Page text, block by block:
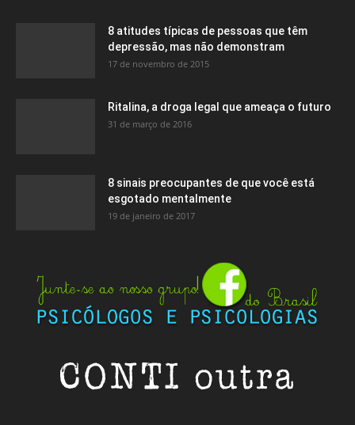
8 atitudes típicas de pessoas que têm
depressão, mas não demonstram
17 de novembro de 2015
Ritalina, a droga legal que ameaça o futuro
31 de março de 2016
8 sinais preocupantes de que você está
esgotado mentalmente
19 de janeiro de 2017